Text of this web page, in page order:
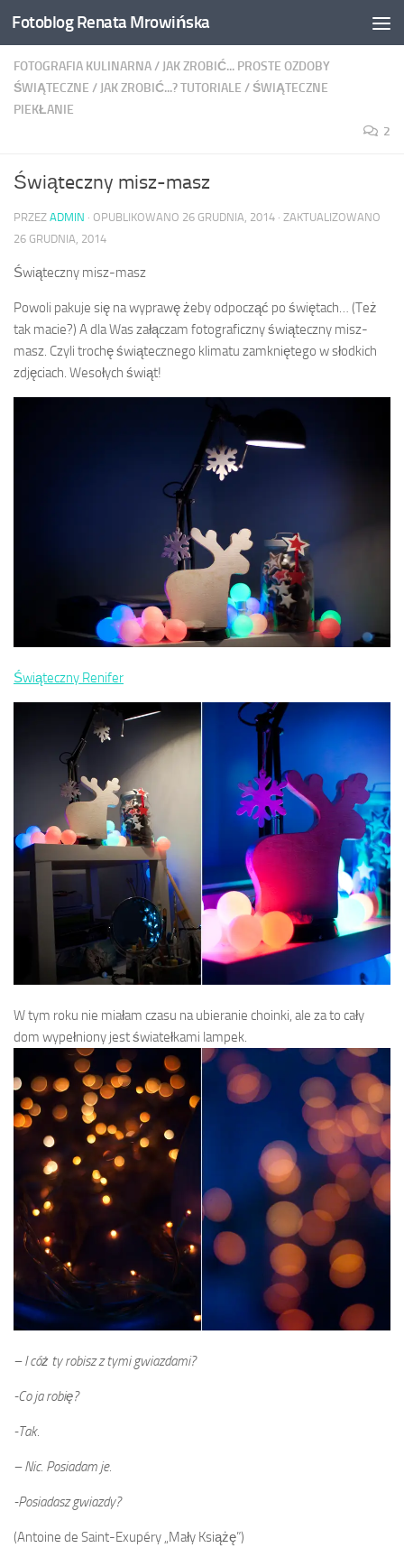
Przeskocz do treści
Fotoblog Renata Mrowińska
FOTOGRAFIA KULINARNA/ JAK ZROBIĆ... PROSTE OZDOBY
ŚWIĄTECZNE / JAK ZROBIĆ...? TUTORIALE /ŚWIĄTECZNE
PIEKŁANIE
2
Świąteczny misz-masz
PRZEZ ADMIN · OPUBLIKOWANO 26 GRUDNIA, 2014 · ZAKTUALIZOWANO
26 GRUDNIA, 2014
Świąteczny misz-masz
Powoli pakuje się na wyprawę żeby odpocząć po świętach… (Też
tak macie?) A dla Was załączam fotograficzny świąteczny misz-
masz. Czyli trochę świątecznego klimatu zamkniętego w słodkich
zdjęciach. Wesołych świąt!
Świąteczny Renifer
W tym roku nie miałam czasu na ubieranie choinki, ale za to cały
dom wypełniony jest światełkami lampek.
– I cóż ty robisz z tymi gwiazdami?
-Co ja robię?
-Tak.
– Nic. Posiadam je.
-Posiadasz gwiazdy?
(Antoine de Saint-Exupéry „Mały Książę”)